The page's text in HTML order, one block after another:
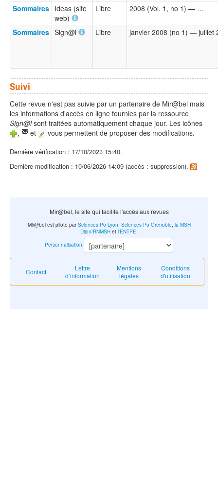
Sommaires Ideas (site
web)
Libre 2008 (Vol. 1, no 1) — …
Sommaires Sign@l Libre janvier 2008 (no 1) — juillet
Suivi
Cette revue n'est pas suivie par un partenaire de Mir@bel mais
les informations d'accès en ligne fournies par la ressource
Sign@lsont traitées automatiquement chaque jour. Les icônes
,
et vous permettent de proposer des modifications.
Dernière vérification : 17/10/2023 15:40.
Dernière modification : 10/06/2026 14:09 (accès : suppression).
Mir@bel, le site qui facilite l'accès aux revues
Contact
Lettre
d’information
Mentions
légales
Conditions
d'utilisation
Mir@bel est piloté parSciences Po Lyon, Sciences Po Grenoble, la MSH
Dijon/RNMSH et l'ENTPE.
Personnalisation: